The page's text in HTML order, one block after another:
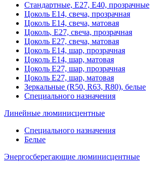
Стандартные, Е27, Е40, прозрачные
Цоколь Е14, свеча, прозрачная
Цоколь Е14, свеча, матовая
Цоколь, Е27, свеча, прозрачная
Цоколь Е27, свеча, матовая
Цоколь Е14, шар, прозрачная
Цоколь Е14, шар, матовая
Цоколь Е27, шар, прозрачная
Цоколь Е27, шар, матовая
Зеркальные (R50, R63, R80), белые
Специального назначения
Линейные люминисцентные
Специального назначения
Белые
Энергосберегающие люминисцентные